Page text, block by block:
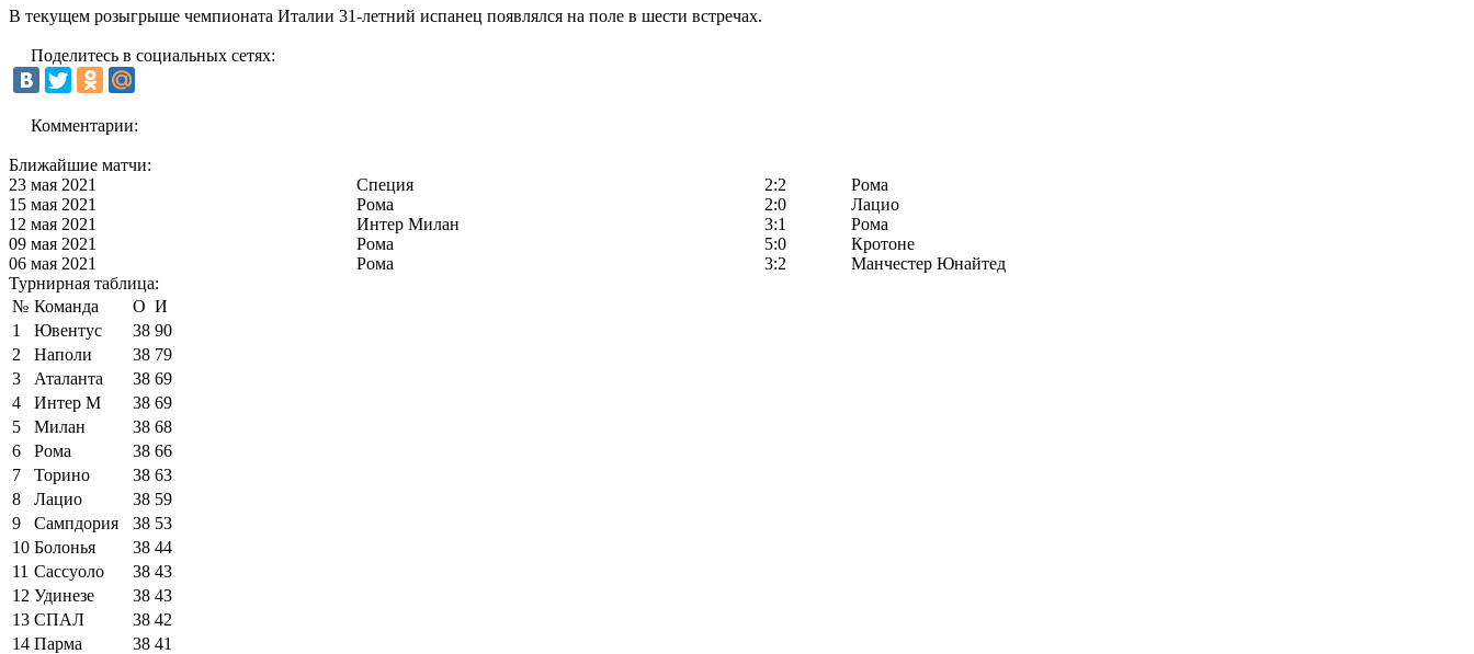
В текущем розыгрыше чемпионата Италии 31-летний испанец появлялся на поле в шести встречах.
Поделитесь в социальных сетях:
Комментарии:
Ближайшие матчи:
23 мая 2021
Специя 2:2
Рома
15 мая 2021
Рома 2:0
Лацио
12 мая 2021
Интер Милан 3:1
Рома
09 мая 2021
Рома 5:0
Кротоне
06 мая 2021
Рома 3:2
Манчестер Юнайтед
Турнирная таблица:
№ Команда О И
1
Ювентус 38 90
2
Наполи 38 79
3
Аталанта 38 69
4
Интер М 38 69
5
Милан 38 68
6
Рома 38 66
7
Торино 38 63
8
Лацио 38 59
9
Сампдория 38 53
10 Болонья 38 44
11 Сассуоло 38 43
12 Удинезе 38 43
13 СПАЛ 38 42
14 Парма 38 41